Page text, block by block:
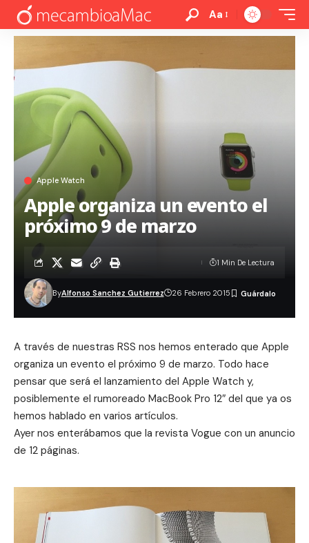
Aa
Apple Watch
Apple organiza un evento el
próximo 9 de marzo
ByAlfonso Sanchez Gutierrez 26 Febrero 2015
1 Min De Lectura
A través de nuestras RSS nos hemos enterado que Apple
organiza un evento el próximo 9 de marzo. Todo hace
pensar que será el lanzamiento del Apple Watch y,
posiblemente el rumoreado MacBook Pro 12″ del que ya os
hemos hablado en varios artículos.
Ayer nos enterábamos que la revista Vogue con un anuncio
de 12 páginas.